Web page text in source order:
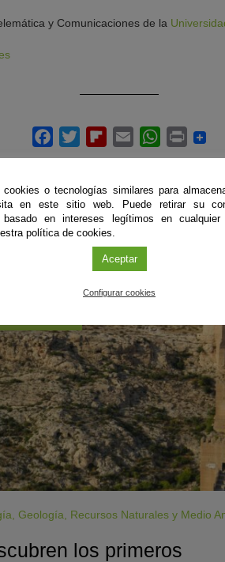
y Comunicaciones de la
ÚLTIMAS
,Geología Recursos Naturales y Medio
los primeros
o tecnologías similares para
en este sitio web. Puede retirar su
en intereses legítimos en
política de cookies.
Aceptar
Configurar cookies